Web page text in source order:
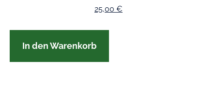
25,00 €
In den Warenkorb